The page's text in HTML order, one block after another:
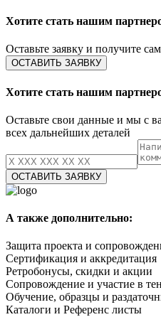
Хотите стать нашим
Оставьте заявку и получите
ОСТАВИТЬ ЗАЯВКУ
Хотите стать нашим
Оставьте свои данные и мы с
всех дальнейших деталей
А также дополнительно:
Защита проекта и
Сертификация и аккредитация
Ретробонусы, скидки и акции
Сопровождение и участие в
Обучение, образцы и
Каталоги и Референс листы